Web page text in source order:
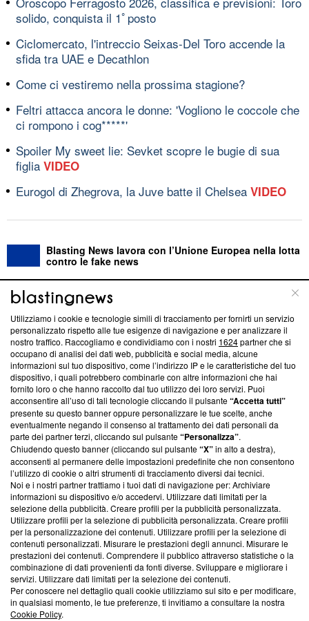
solido, conquista il 1ﾟposto
Ciclomercato, l'intreccio Seixas-Del Toro accende la
sfida tra UAE e Decathlon
Come ci vestiremo nella prossima stagione?
Feltri attacca ancora le donne: 'Vogliono le coccole che
ci rompono i cog*****'
Spoiler My sweet lie: Sevket scopre le bugie di sua
figlia VIDEO
Eurogol di Zhegrova, la Juve batte il Chelsea VIDEO
Blasting News lavora con l’Unione Europea nella lotta
contro le fake news
ABOUT LINEA EDITORIALE
Questa sezione offre informazioni trasparenti su Blasting
News, sui nostri processi editoriali e su come ci impegniamo a
creare news di qualità. Inoltre, afferma la nostra aderenza a
‘Trust Project - News with Integrity’Blasting News non è
ancora membro del programma, ma ha richiesto di farne
parte; Trust Project non ha ancora effettuato una verifica di
conformità agli standard.
Su di noi
Team editoriale
Corporate
Redazione
Informativa Privacy
Cookie Policy
Blasting SA, IDI CHE-247.845.224, Via Carlo Frasca, 3 - 6900
Lugano (Svizzera) Tel:+39 0690258937
Utilizziamo i cookie e tecnologie simili di tracciamento per fornirti un servizio
personalizzato rispetto alle tue esigenze di navigazione e per analizzare il
nostro traffico. Raccogliamo e condividiamo con i nostri 1624partner che si
occupano di analisi dei dati web, pubblicità e social media, alcune
informazioni sul tuo dispositivo, come l’indirizzo IP e le caratteristiche del tuo
dispositivo, i quali potrebbero combinarle con altre informazioni che hai
fornito loro o che hanno raccolto dal tuo utilizzo dei loro servizi. Puoi
acconsentire all’uso di tali tecnologie cliccando il pulsante“Accetta tutti”
presente su questo banner oppure personalizzare le tue scelte, anche
eventualmente negando il consenso al trattamento dei dati personali da
parte dei partner terzi, cliccando sul pulsante“Personalizza”.
Chiudendo questo banner (cliccando sul pulsante“X”in alto a destra),
acconsenti al permanere delle impostazioni predefinite che non consentono
l’utilizzo di cookie o altri strumenti di tracciamento diversi dai tecnici.
Noi e i nostri partner trattiamo i tuoi dati di navigazione per: Archiviare
informazioni su dispositivo e/o accedervi. Utilizzare dati limitati per la
selezione della pubblicità. Creare profili per la pubblicità personalizzata.
Utilizzare profili per la selezione di pubblicità personalizzata. Creare profili
per la personalizzazione dei contenuti. Utilizzare profili per la selezione di
contenuti personalizzati. Misurare le prestazioni degli annunci. Misurare le
prestazioni dei contenuti. Comprendere il pubblico attraverso statistiche o la
combinazione di dati provenienti da fonti diverse. Sviluppare e migliorare i
servizi. Utilizzare dati limitati per la selezione dei contenuti.
Per conoscere nel dettaglio quali cookie utilizziamo sul sito e per modificare,
in qualsiasi momento, le tue preferenze, ti invitiamo a consultare la nostra
Cookie Policy.